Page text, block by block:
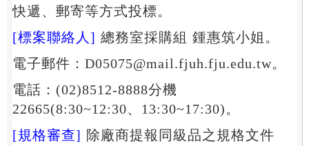
快遞、郵寄等方式投標。
[標案聯絡人] 總務室採購組 鍾惠筑小姐。
電子郵件：D05075@mail.fjuh.fju.edu.tw。
電話：(02)8512-8888分機
22665(8:30~12:30、13:30~17:30)。
[規格審查] 除廠商提報同級品之規格文件